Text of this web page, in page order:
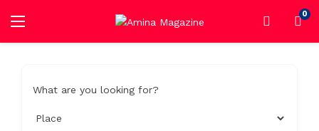
0
What are you looking for?